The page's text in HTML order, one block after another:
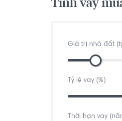
Tính vay
Giá trị nhà đất
Tỷ lệ vay (%)
Thời hạn vay